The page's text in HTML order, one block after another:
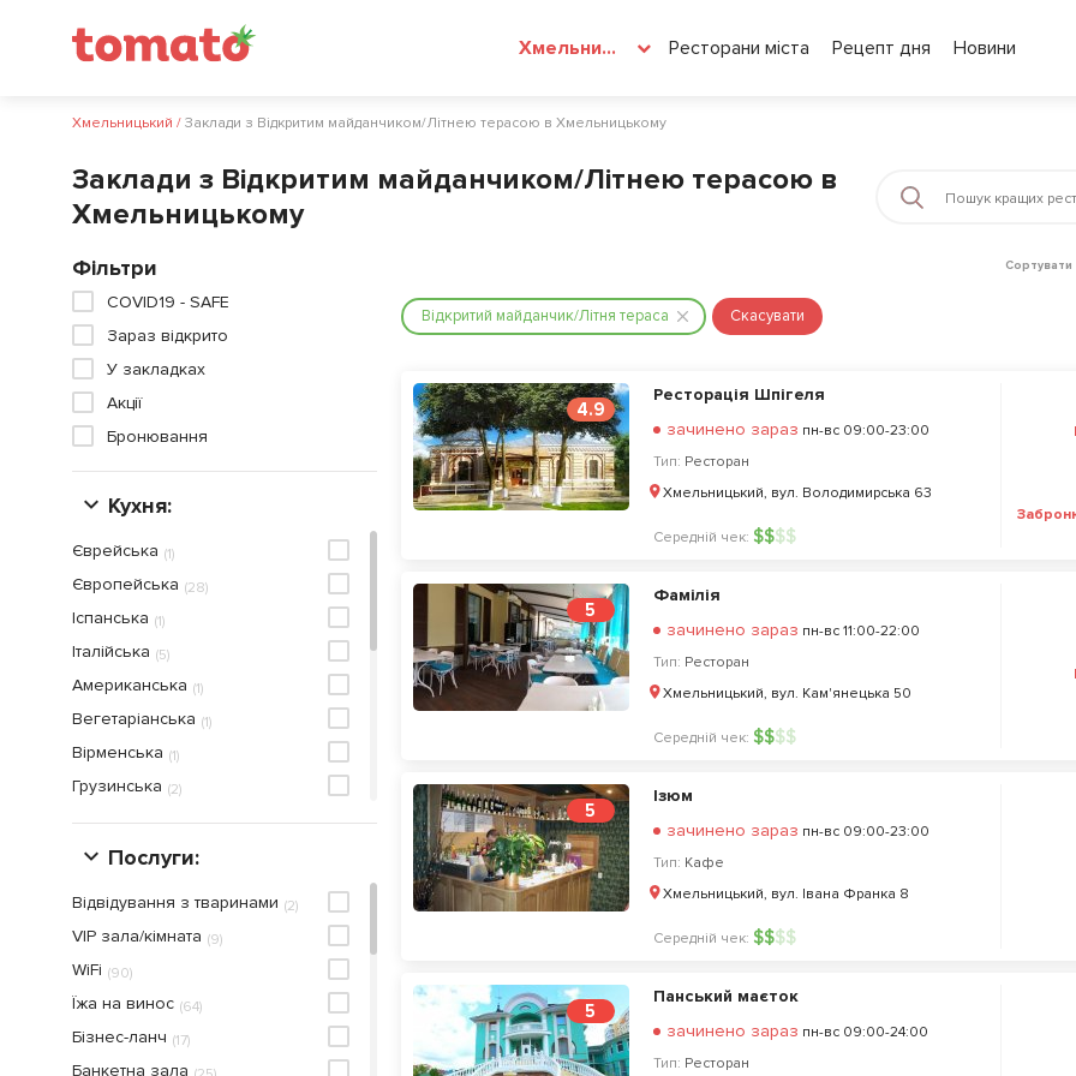
Хмельницький Ресторани міста Рецепт дня Новини
Хмельницький / Заклади з Відкритим майданчиком/Літнею терасою в Хмельницькому
Заклади з Відкритим майданчиком/Літнею терасою в
Хмельницькому
Фільтри
COVID19 - SAFE
Зараз відкрито
У закладках
Акції
Бронювання
Кухня:
(1)
Єврейська
(28)
Європейська
(1)
Іспанська
(5)
Італійська
(1)
Американська
(1)
Вегетаріанська
(1)
Вірменська
(2)
Грузинська
(3)
Піца
(1)
Стейк-хаус
Послуги:
(2)
Відвідування з тваринами
(9)
VIP зала/кімната
(90)
WiFi
(64)
Їжа на винос
(17)
Бiзнес-ланч
Банкетна зала
Сортувати
Відкритий майданчик/Літня тераса Скасувати
4.9
Ресторація Шпігеля
зачинено зараз пн-вс 09:00-23:00
Тип: Ресторан
Хмельницький, вул. Володимирська 63
Середній чек: $$$$
5
Фамілія
зачинено зараз пн-вс 11:00-22:00
Тип: Ресторан
Хмельницький, вул. Кам'янецька 50
Середній чек: $$$$
5
Ізюм
зачинено зараз пн-вс 09:00-23:00
Тип: Кафе
Хмельницький, вул. Івана Франка 8
Середній чек: $$$$
5
Панський маєток
зачинено зараз пн-вс 09:00-24:00
Тип: Ресторан